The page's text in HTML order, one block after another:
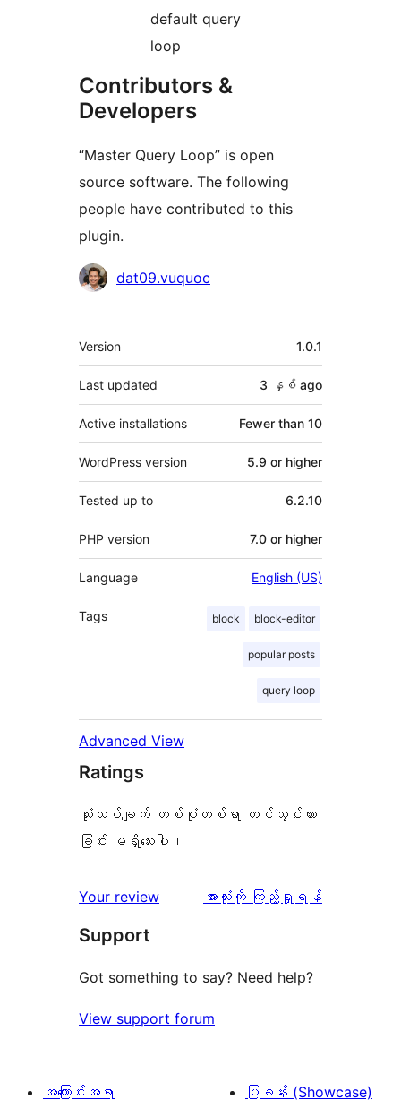
default query
loop
Contributors &
Developers
“Master Query Loop” is open
source software. The following
people have contributed to this
plugin.
Contributors
dat09.vuquoc
Meta
Version 1.0.1
Last updated 3 နှစ် ago
Active installations Fewer than 10
WordPress version 5.9 or higher
Tested up to 6.2.10
PHP version 7.0 or higher
Language English (US)
Tags block block-editor
popular posts
query loop
Advanced View
Ratings
သုံးသပ်ချက် တစ်စုံတစ်ရာ တင်သွင်းထား
ခြင်း မရှိသေးပါ။
Your review
သုံးသပ်
အားလုံးကို ကြည့်ရှုရန်
Support
Got something to say? Need help?
View support forum
အကြောင်းအရာ
ပြခန်း (Showcase)